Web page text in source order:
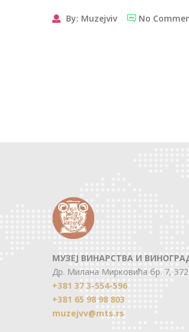
By: Muzejviv No
МУЗЕЈ ВИНАРСТВА И
Др. Милана Мирковића бр. 7,
+381 37 3-554-596
+381 65 98 98 803
muzejvv@mts.rs